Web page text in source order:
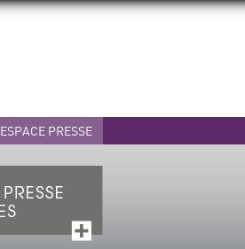
ESPACE PRESSE